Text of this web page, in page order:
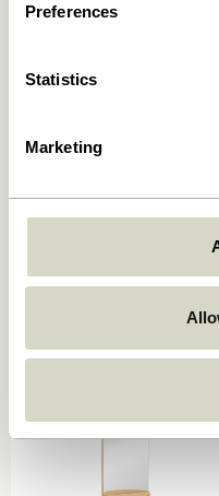
Preferences
Statistics
Marketing
1.349,00kr.